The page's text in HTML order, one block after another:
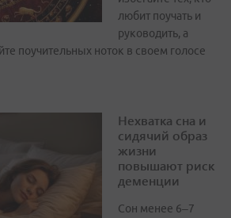
любит поучать и
руководить, а
поучительных ноток в своем голосе
Нехватка сна и
сидячий образ
жизни
повышают риск
деменции
Сон менее 6–7